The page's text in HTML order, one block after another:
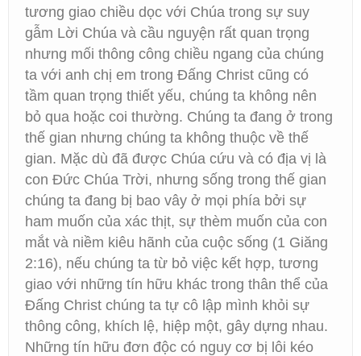
tương giao chiều dọc với Chúa trong sự suy
gẫm Lời Chúa và cầu nguyện rất quan trọng
nhưng mối thông công chiều ngang của chúng
ta với anh chị em trong Đấng Christ cũng có
tầm quan trọng thiết yếu, chúng ta không nên
bỏ qua hoặc coi thường. Chúng ta đang ở trong
thế gian nhưng chúng ta không thuộc về thế
gian. Mặc dù đã được Chúa cứu và có địa vị là
con Đức Chúa Trời, nhưng sống trong thế gian
chúng ta đang bị bao vây ở mọi phía bởi sự
ham muốn của xác thịt, sự thèm muốn của con
mắt và niềm kiêu hãnh của cuộc sống (1 Giăng
2:16), nếu chúng ta từ bỏ việc kết hợp, tương
giao với những tín hữu khác trong thân thể của
Đấng Christ chúng ta tự cô lập mình khỏi sự
thông công, khích lệ, hiệp một, gây dựng nhau.
Những tín hữu đơn độc có nguy cơ bị lôi kéo